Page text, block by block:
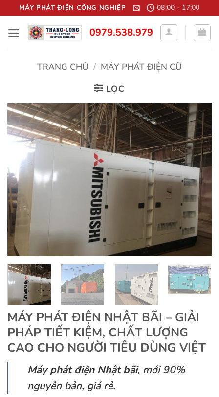
qua
nội
MÁY PHÁT ĐIỆN CÔNG NGHIỆP 08:00 - 17:00
0979.538.979
TRANG CHỦ / MÁY PHÁT ĐIỆN CŨ
LỌC
MÁY PHÁT ĐIỆN NHẬT BÃI – GIẢI
PHÁP TIẾT KIỆM, CHẤT LƯỢNG
CAO CHO NGƯỜI TIÊU DÙNG VIỆT
Máy phát điện Nhật bãi, mới 90%
nguyên bản, giá rẻ.